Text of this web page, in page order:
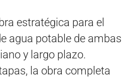
estratégica para el
agua potable de ambas
y largo plazo.
la obra completa